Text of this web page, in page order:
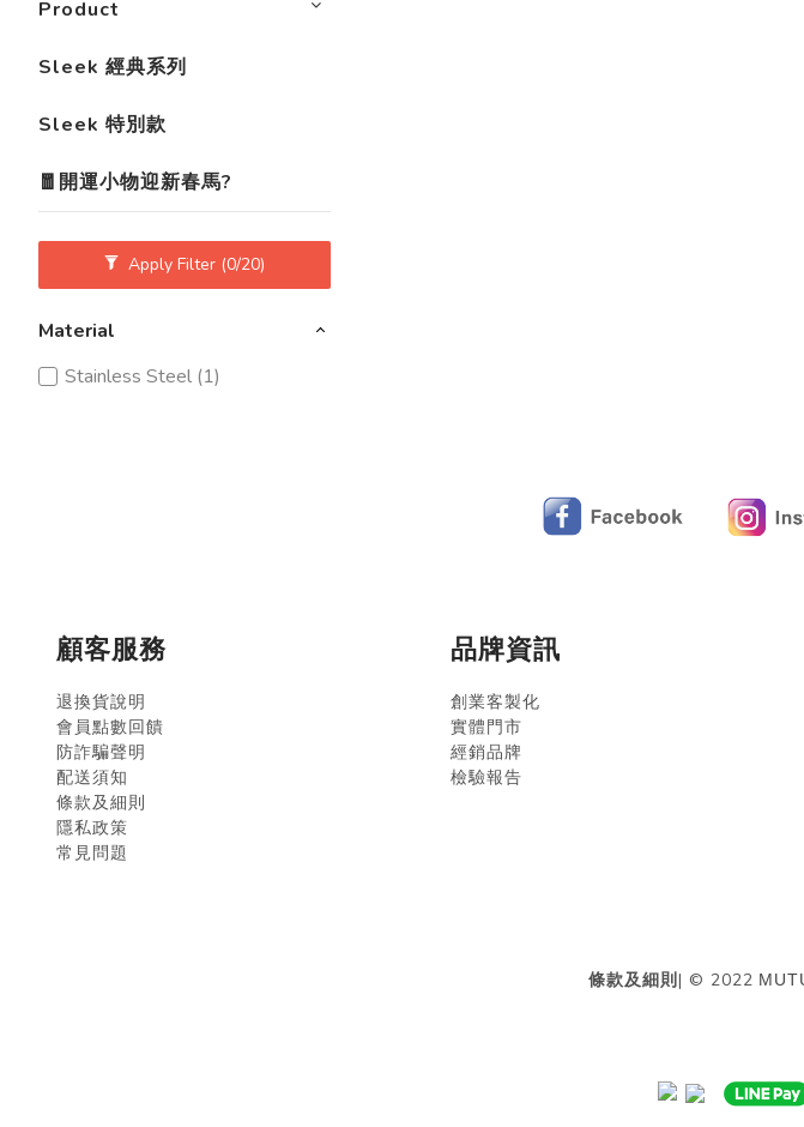
Product
Sleek 經典系列
Sleek 特別款
🧧開運小物迎新春馬?
Apply Filter (0/20)
Material
Stainless Steel (1)
顧客服務
退換貨說明
會員點數回饋
防詐騙聲明
配送須知
條款及細則
隱私政策
常見問題
品牌資訊
創業客製化
實體門市
經銷品牌
檢驗報告
條款及細則| © 2022